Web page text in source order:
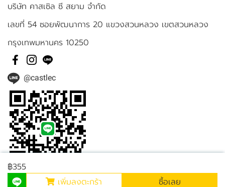
฿355
เพิ่มลงตะกร้า
ซื้อเลย
บริษัท คาสเซิล ซี สยาม จำกัด
เลขที่ 54 ซอยพัฒนาการ 20 แขวงสวนหลวง เขตสวนหลวง
กรุงเทพมหานคร 10250
@castlec